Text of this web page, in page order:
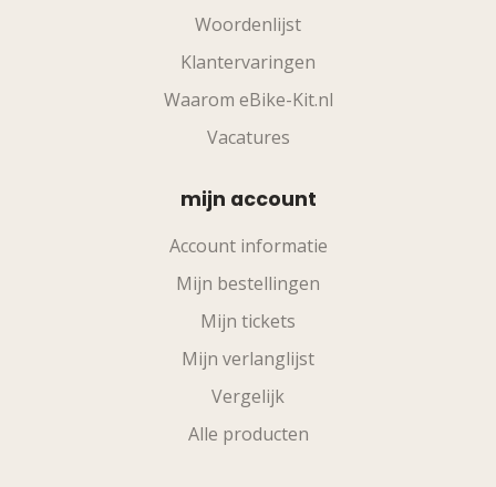
Woordenlijst
Klantervaringen
Waarom eBike-Kit.nl
Vacatures
mijn account
Account informatie
Mijn bestellingen
Mijn tickets
Mijn verlanglijst
Vergelijk
Alle producten